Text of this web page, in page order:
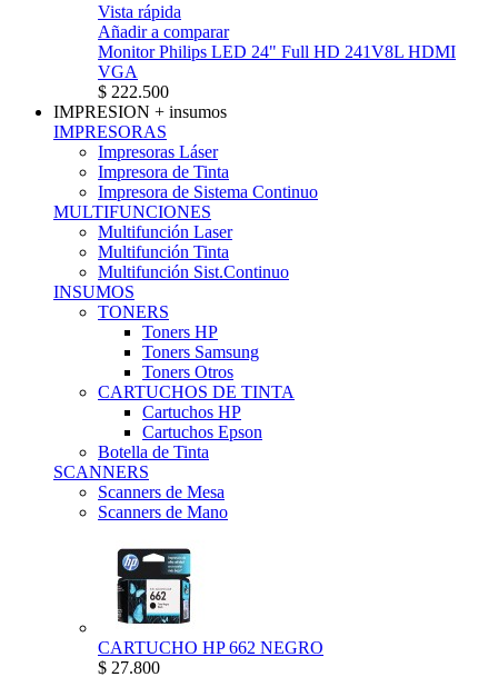
Vista rápida
Añadir a comparar
Monitor Philips LED 24" Full HD 241V8L HDMI
VGA
$ 222.500
IMPRESION + insumos
IMPRESORAS
Impresoras Láser
Impresora de Tinta
Impresora de Sistema Continuo
MULTIFUNCIONES
Multifunción Laser
Multifunción Tinta
Multifunción Sist.Continuo
INSUMOS
TONERS
Toners HP
Toners Samsung
Toners Otros
CARTUCHOS DE TINTA
Cartuchos HP
Cartuchos Epson
Botella de Tinta
SCANNERS
Scanners de Mesa
Scanners de Mano
CARTUCHO HP 662 NEGRO
$ 27.800